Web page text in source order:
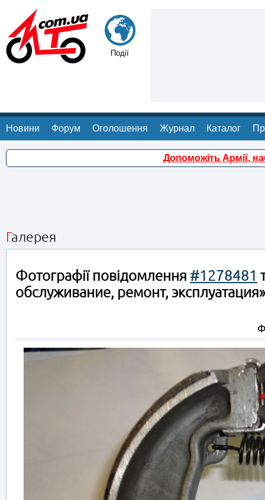
Події
Новини Форум Оголошення Журнал Каталог
Допоможіть Армії,
Галерея
Фотографії повідомлення #1278481
обслуживание, ремонт, эксплуатация»